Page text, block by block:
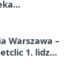
Warszawa –
1. lidze.